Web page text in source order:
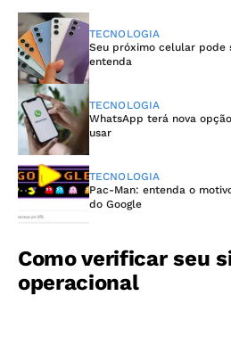
TECNOLOGIA
Seu próximo celular pode
entenda
TECNOLOGIA
WhatsApp terá nova
usar
TECNOLOGIA
Pac-Man: entenda o
do Google
Como verificar seu
operacional